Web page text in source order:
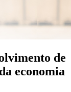
de
economia